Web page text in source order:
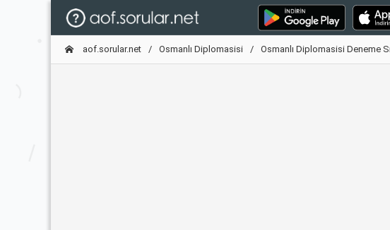
aof.sorular.net Osmanlı Diplomasisi Osmanlı Diplomasisi Deneme